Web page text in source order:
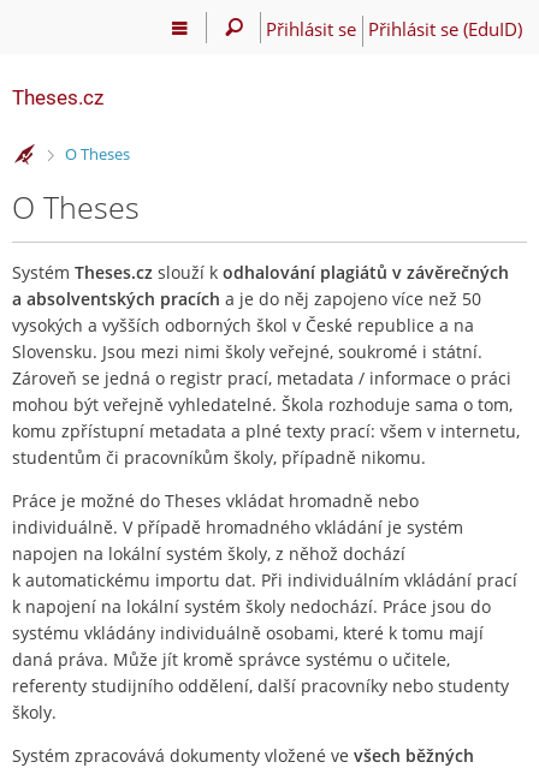
Přihlásit se Přihlásit se (EduID)
Theses.cz
>
O Theses
O Theses
Systém Theses.cz slouží k odhalování plagiátů v závěrečných
a absolventských pracích a je do něj zapojeno více než 50
vysokých a vyšších odborných škol v České republice a na
Slovensku. Jsou mezi nimi školy veřejné, soukromé i státní.
Zároveň se jedná o registr prací, metadata / informace o práci
mohou být veřejně vyhledatelné. Škola rozhoduje sama o tom,
komu zpřístupní metadata a plné texty prací: všem v internetu,
studentům či pracovníkům školy, případně nikomu.
Práce je možné do Theses vkládat hromadně nebo
individuálně. V případě hromadného vkládání je systém
napojen na lokální systém školy, z něhož dochází
k automatickému importu dat. Při individuálním vkládání prací
k napojení na lokální systém školy nedochází. Práce jsou do
systému vkládány individuálně osobami, které k tomu mají
daná práva. Může jít kromě správce systému o učitele,
referenty studijního oddělení, další pracovníky nebo studenty
školy.
Systém zpracovává dokumenty vložené ve všech běžných